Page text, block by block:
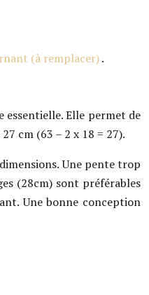
(à remplacer).
essentielle. Elle permet de
cm (63 – 2 x 18 = 27).
Une pente trop
(28cm) sont préférables
Une bonne conception